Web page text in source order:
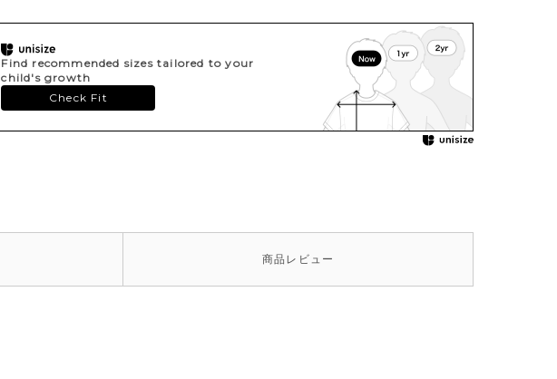
Find recommended sizes tailored to your
child's growth
Check Fit
商品 レビュー